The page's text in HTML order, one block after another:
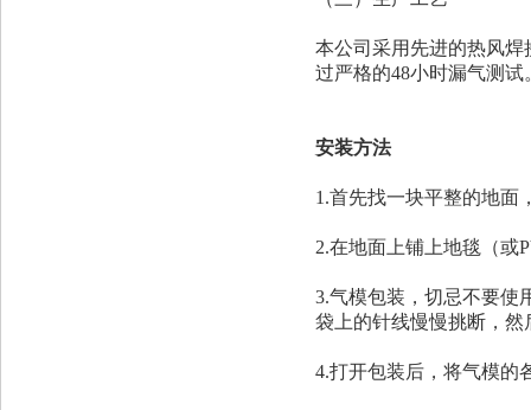
本公司采用先进的热风
过严格的48小时漏气测试
安装方法
1.首先找一块平整的地面
2.在地面上铺上地毯（或
3.气模包装，切忌不要使
袋上的针线慢慢挑断，
4.打开包装后，将气模的